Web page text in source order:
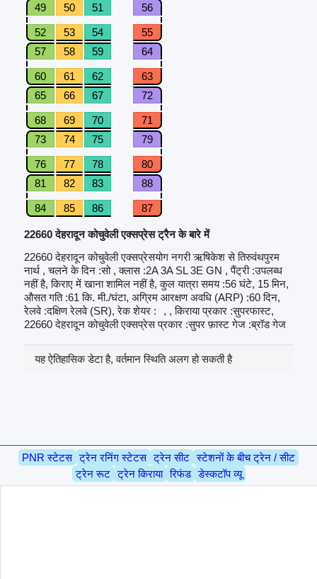
49
50 51 56
52 53 54
55
57
58 59 64
60 61 62
63
65
66 67 72
68 69 70
71
73
74 75 79
76 77 78
80
81
82 83 88
84 85 86 87
22660 देहरादून कोचुवेली एक्सप्रेस ट्रैन के बारे में
22660 देहरादून कोचुवेली एक्सप्रेसयोग नगरी ऋषिकेश से तिरुवंथपुरम
नार्थ , चलने के दिन :सो , क्लास :2A 3A SL 3E GN , पैंट्री :उपलब्ध
नहीं है, किराए में खाना शामिल नहीं है, कुल यात्रा समय :56 घंटे, 15 मिन,
औसत गति :61 कि. मी./घंटा, अग्रिम आरक्षण अवधि (ARP) :60 दिन,
रेलवे :दक्षिण रेलवे (SR), रेक शेयर :
, , किराया प्रकार :सुपरफास्ट,
22660 देहरादून कोचुवेली एक्सप्रेस प्रकार :सुपर फ़ास्ट गेज :ब्रॉड गेज
यह ऐतिहासिक डेटा है, वर्तमान स्थिति अलग हो सकती है
PNR स्टेटस ट्रेन रनिंग स्टेटस ट्रेन सीट स्टेशनों के बीच ट्रेन / सीट
ट्रेन रूट ट्रेन किराया रिफंड डेस्कटॉप व्यू